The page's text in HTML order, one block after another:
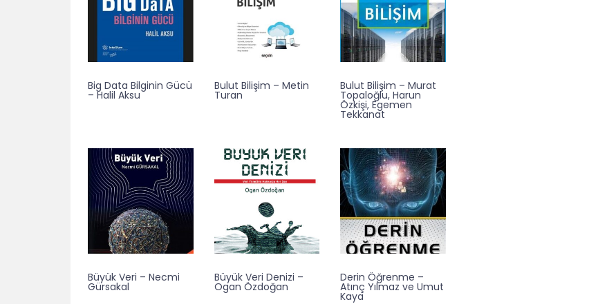
Big Data Bilginin Gücü
– Halil Aksu
Bulut Bilişim – Metin
Turan
Bulut Bilişim – Murat
Topaloğlu, Harun
Özkişi, Egemen
Tekkanat
Büyük Veri – Necmi
Gürsakal
Büyük Veri Denizi –
Ogan Özdoğan
Derin Öğrenme –
Atınç Yılmaz ve Umut
Kaya